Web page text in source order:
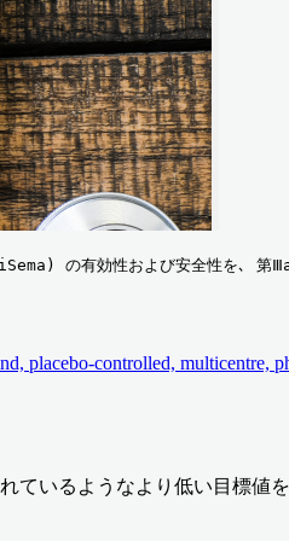
有効性および安全性を､ 第
placebo-controlled, multicentre,
ているようなより低い目標値